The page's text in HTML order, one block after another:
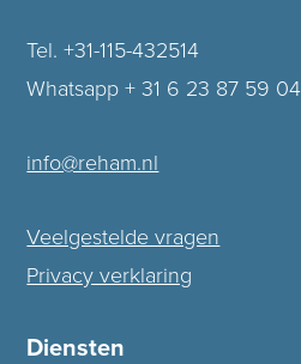
Tel. +31-115-432514
Whatsapp + 31 6 23 87 59 04
info@reham.nl
Veelgestelde vragen
Privacy verklaring
Diensten